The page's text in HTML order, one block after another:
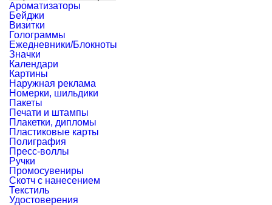
Ароматизаторы
Бейджи
Визитки
Голограммы
Ежедневники/Блокноты
Значки
Календари
Картины
Наружная реклама
Номерки, шильдики
Пакеты
Печати и штампы
Плакетки, дипломы
Пластиковые карты
Полиграфия
Пресс-воллы
Ручки
Промосувениры
Скотч с нанесением
Текстиль
Удостоверения